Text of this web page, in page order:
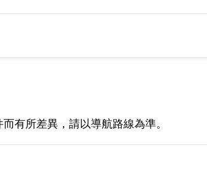
有所差異，請以導航路線為準。